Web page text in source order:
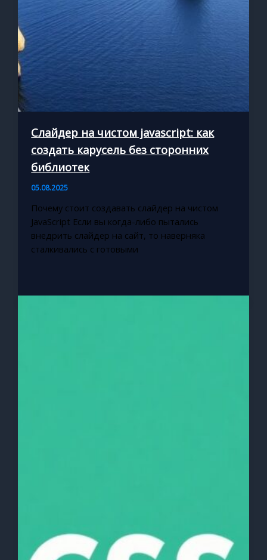
Слайдер на чистом javascript: как
создать карусель без сторонних
библиотек
05.08.2025
Почему стоит создавать слайдер на чистом
JavaScript Если вы когда-либо пытались
внедрить слайдер на сайт, то наверняка
сталкивались с готовыми